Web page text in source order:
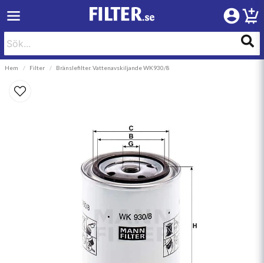
Hem Filter Bränslefilter. Vattenavskiljande WK930/8